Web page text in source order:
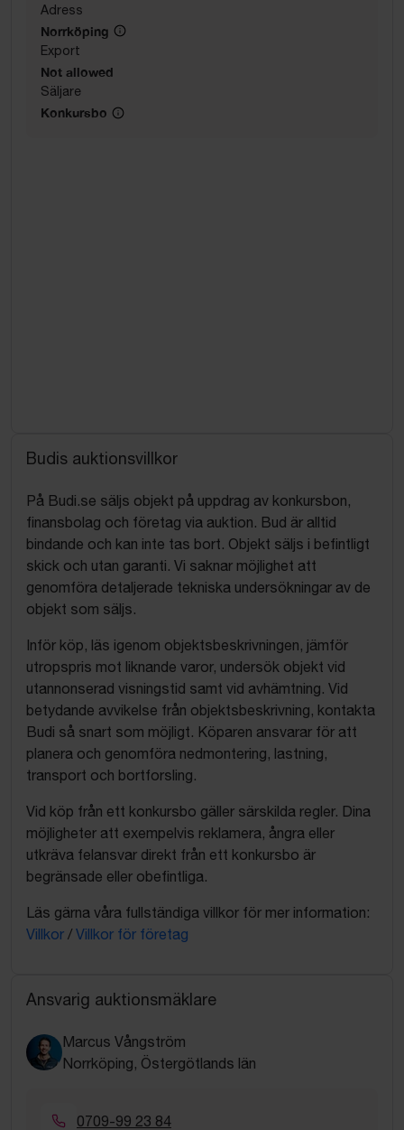
Adress
Norrköping
Export
Not allowed
Säljare
Konkursbo
Budis auktionsvillkor
På Budi.se säljs objekt på uppdrag av konkursbon,
finansbolag och företag via auktion. Bud är alltid
bindande och kan inte tas bort. Objekt säljs i befintligt
skick och utan garanti. Vi saknar möjlighet att
genomföra detaljerade tekniska undersökningar av de
objekt som säljs.
Inför köp, läs igenom objektsbeskrivningen, jämför
utropspris mot liknande varor, undersök objekt vid
utannonserad visningstid samt vid avhämtning. Vid
betydande avvikelse från objektsbeskrivning, kontakta
Budi så snart som möjligt. Köparen ansvarar för att
planera och genomföra nedmontering, lastning,
transport och bortforsling.
Vid köp från ett konkursbo gäller särskilda regler. Dina
möjligheter att exempelvis reklamera, ångra eller
utkräva felansvar direkt från ett konkursbo är
begränsade eller obefintliga.
Läs gärna våra fullständiga villkor för mer information:
Villkor / Villkor för företag
Ansvarig auktionsmäklare
Marcus Vångström
Norrköping, Östergötlands län
0709-99 23 84